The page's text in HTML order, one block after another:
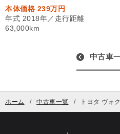
本体価格 239万円
年式 2018年／走行距離
63,000km
中古車
ホーム 中古車一覧 トヨタ ヴォ